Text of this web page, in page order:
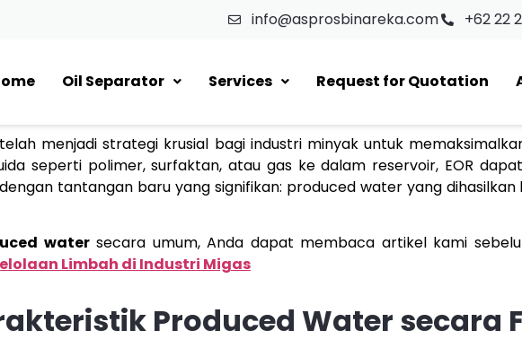
info@asprosbinareka.com +62 22
Oil Separator Services Request for Quotation
telah menjadi strategi krusial bagi industri minyak untuk
seperti polimer, surfaktan, atau gas ke dalam reservoir, EOR
tantangan baru yang signifikan: produced water yang
watersecara umum, Anda dapat membaca artikel kami
Limbah di Industri Migas
Produced Water secara